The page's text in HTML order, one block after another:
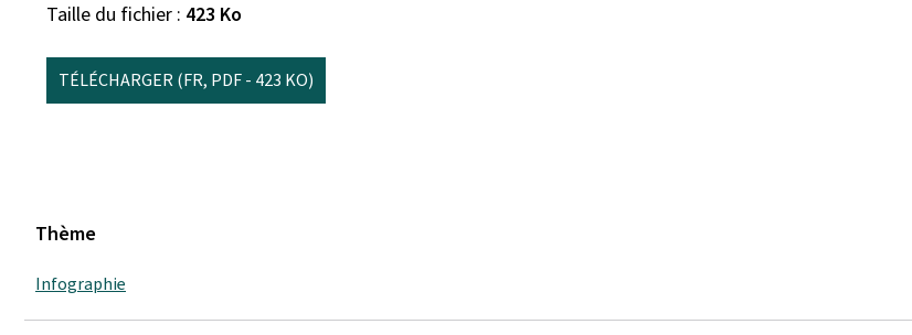
Taille du fichier 423 Ko
TÉLÉCHARGER(FR, PDF - 423 KO)
Thème
Infographie